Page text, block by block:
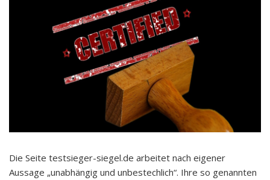
Die Seite testsieger-siegel.de arbeitet nach eigener
Aussage „unabhängig und unbestechlich“. Ihre so genannten